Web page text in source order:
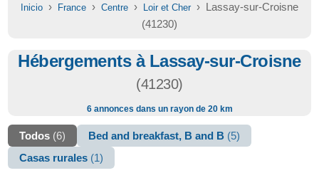
Inicio › France › Centre › Loir et Cher› Lassay-sur-Croisne
(41230)
Hébergements à Lassay-sur-Croisne
(41230)
6 annonces dans un rayon de 20 km
Todos (6) Bed and breakfast, B and B (5)
Casas rurales (1)